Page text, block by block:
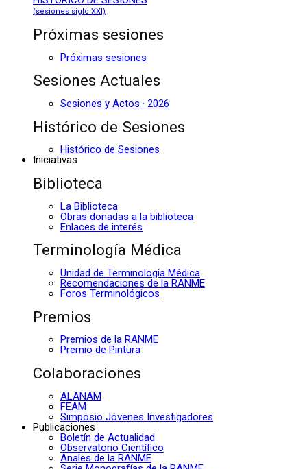
(sesiones siglo XXI)
Próximas sesiones
Próximas sesiones
Sesiones Actuales
Sesiones y Actos · 2026
Histórico de Sesiones
Histórico de Sesiones
Iniciativas
Biblioteca
La Biblioteca
Obras donadas a la biblioteca
Enlaces de interés
Terminología Médica
Unidad de Terminología Médica
Recomendaciones de la RANME
Foros Terminológicos
Premios
Premios de la RANME
Premio de Pintura
Colaboraciones
ALANAM
FEAM
Simposio Jóvenes Investigadores
Publicaciones
Boletín de Actualidad
Observatorio Científico
Anales de la RANME